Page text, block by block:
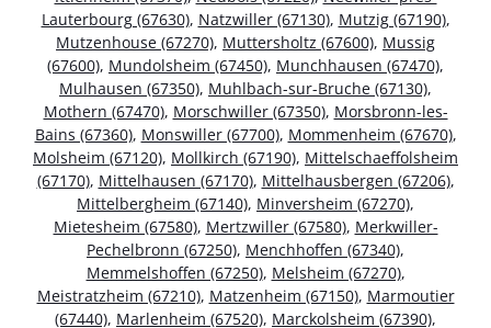
Lauterbourg (67630), Natzwiller (67130), Mutzig (67190),
Mutzenhouse (67270), Muttersholtz (67600), Mussig
(67600), Mundolsheim (67450), Munchhausen (67470),
Mulhausen (67350), Muhlbach-sur-Bruche (67130),
Mothern (67470), Morschwiller (67350), Morsbronn-les-
Bains (67360), Monswiller (67700), Mommenheim (67670),
Molsheim (67120), Mollkirch (67190), Mittelschaeffolsheim
(67170), Mittelhausen (67170), Mittelhausbergen (67206),
Mittelbergheim (67140), Minversheim (67270),
Mietesheim (67580), Mertzwiller (67580), Merkwiller-
Pechelbronn (67250), Menchhoffen (67340),
Memmelshoffen (67250), Melsheim (67270),
Meistratzheim (67210), Matzenheim (67150), Marmoutier
(67440), Marlenheim (67520), Marckolsheim (67390),